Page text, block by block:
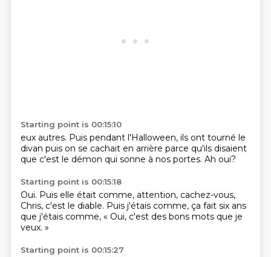
Starting point is 00:15:10
eux autres. Puis pendant l'Halloween, ils ont tourné le
divan puis on se cachait en arrière parce qu'ils disaient
que c'est le démon qui sonne à nos portes. Ah oui?
Starting point is 00:15:18
Oui. Puis elle était comme, attention, cachez-vous,
Chris, c'est le diable. Puis j'étais comme, ça fait six ans
que j'étais comme, « Oui, c'est des bons mots que je
veux. »
Starting point is 00:15:27